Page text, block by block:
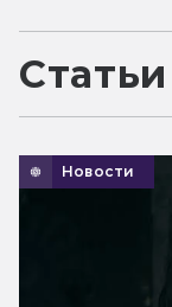
Статьи
Новости